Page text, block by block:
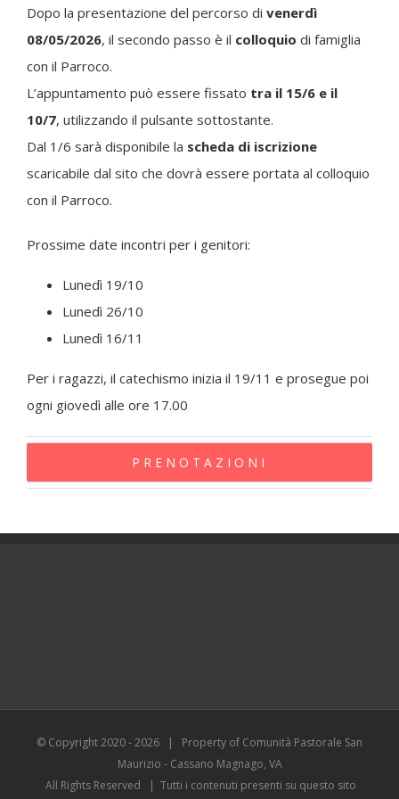
Dopo la presentazione del percorso di venerdì
08/05/2026, il secondo passo è il colloquio di famiglia
con il Parroco.
L’appuntamento può essere fissato tra il 15/6 e il
10/7, utilizzando il pulsante sottostante.
Dal 1/6 sarà disponibile la scheda di iscrizione
scaricabile dal sito che dovrà essere portata al colloquio
con il Parroco.
Prossime date incontri per i genitori:
Lunedì 19/10
Lunedì 26/10
Lunedì 16/11
Per i ragazzi, il catechismo inizia il 19/11 e prosegue poi
ogni giovedì alle ore 17.00
PRENOTAZIONI
© Copyright 2020 -2026 | Property of Comunità Pastorale San
Maurizio - Cassano Magnago, VA
All Rights Reserved | Tutti i contenuti presenti su questo sito